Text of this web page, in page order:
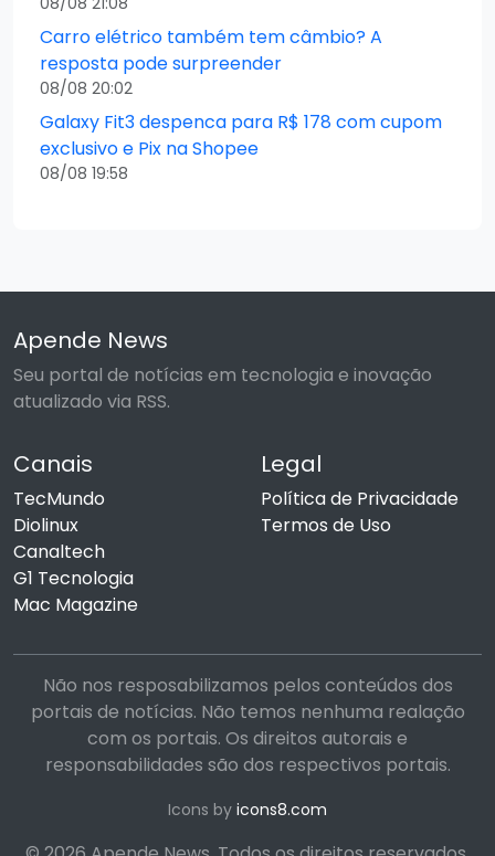
Carro elétrico também tem câmbio? A
resposta pode surpreender
08/08 20:02
Galaxy Fit3 despenca para R$ 178 com cupom
exclusivo e Pix na Shopee
08/08 19:58
Apende News
Seu portal de notícias em tecnologia e inovação
atualizado via RSS.
Canais
TecMundo
Diolinux
Canaltech
G1 Tecnologia
Mac Magazine
Legal
Política de Privacidade
Termos de Uso
Não nos resposabilizamos pelos conteúdos dos
portais de notícias. Não temos nenhuma realação
com os portais. Os direitos autorais e
responsabilidades são dos respectivos portais.
Icons by icons8.com